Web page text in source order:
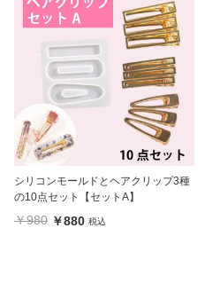
シリコンモールドとヘアクリップ3種
の10点セット【セットA】
￥980 ￥880 税込